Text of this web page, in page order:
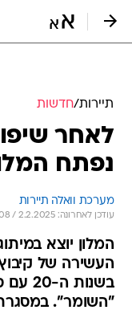
תיירות/חדשות
נפתח
מערכת וואלה תיירות
עודכן לאחרונה: 2.2.2025 / 7:08
המלון יוצא
העשירה של